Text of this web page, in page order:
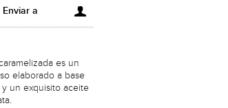
Enviar a
es un
elaborado a base
un exquisito aceite